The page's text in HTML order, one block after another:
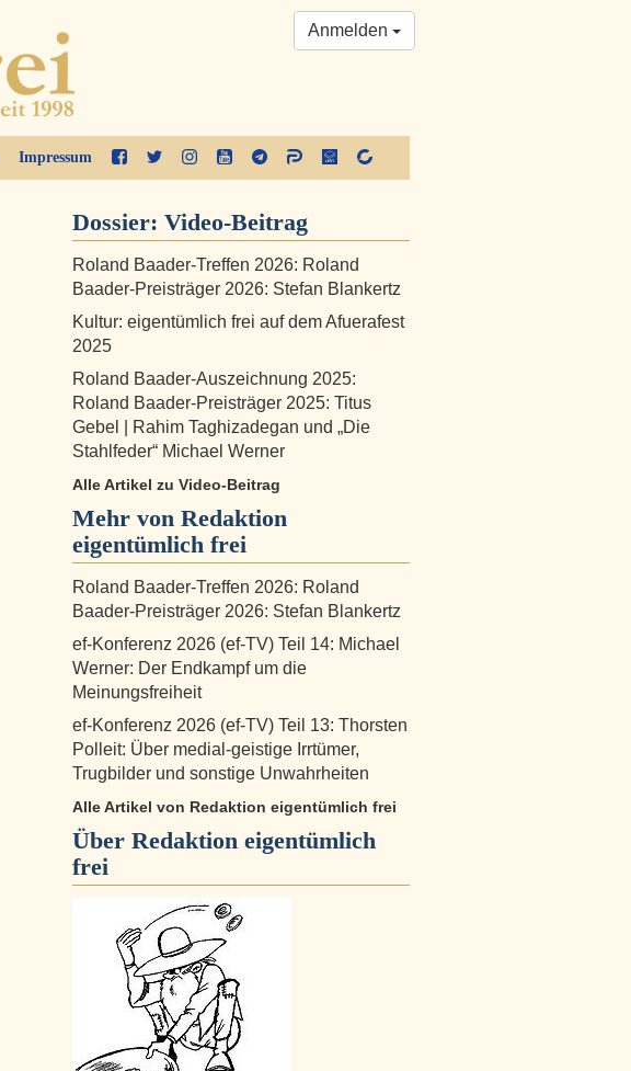
Impressum
Anmelden
Dossier: Video-Beitrag
Roland Baader-Treffen 2026: Roland
Baader-Preisträger 2026: Stefan Blankertz
Kultur: eigentümlich frei auf dem Afuerafest
2025
Roland Baader-Auszeichnung 2025:
Roland Baader-Preisträger 2025: Titus
Gebel | Rahim Taghizadegan und „Die
Stahlfeder“ Michael Werner
Alle Artikel zu Video-Beitrag
Mehr von Redaktion
eigentümlich frei
Roland Baader-Treffen 2026: Roland
Baader-Preisträger 2026: Stefan Blankertz
ef-Konferenz 2026 (ef-TV) Teil 14: Michael
Werner: Der Endkampf um die
Meinungsfreiheit
ef-Konferenz 2026 (ef-TV) Teil 13: Thorsten
Polleit: Über medial-geistige Irrtümer,
Trugbilder und sonstige Unwahrheiten
Alle Artikel von Redaktion eigentümlich frei
Über Redaktion eigentümlich
frei